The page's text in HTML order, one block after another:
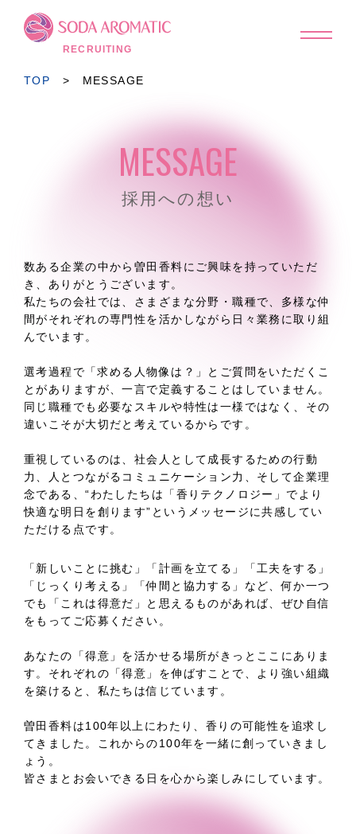
RECRUITING
TOP
PEOPLE
福利厚生
RECRUIT
新卒採用
国内グループ会社採用
コーポレートサイトへ ▶︎
TOP > MESSAGE
MESSAGE
採用への想い
数ある企業の中から曽田香料にご興味を持っていただ
き、ありがとうございます。
私たちの会社では、さまざまな分野・職種で、多様な仲
間がそれぞれの専門性を活かしながら日々業務に取り組
んでいます。
選考過程で「求める人物像は？」とご質問をいただくこ
とがありますが、一言で定義することはしていません。
同じ職種でも必要なスキルや特性は一様ではなく、その
違いこそが大切だと考えているからです。
重視しているのは、社会人として成長するための行動
力、人とつながるコミュニケーション力、そして企業理
念である、“わたしたちは「香りテクノロジー」でより
快適な明日を創ります”というメッセージに共感してい
ただける点です。
「新しいことに挑む」「計画を立てる」「工夫をする」
「じっくり考える」「仲間と協力する」など、何か一つ
でも「これは得意だ」と思えるものがあれば、ぜひ自信
をもってご応募ください。
あなたの「得意」を活かせる場所がきっとここにありま
す。それぞれの「得意」を伸ばすことで、より強い組織
を築けると、私たちは信じています。
曽田香料は100年以上にわたり、香りの可能性を追求し
てきました。これからの100年を一緒に創っていきまし
ょう。
皆さまとお会いできる日を心から楽しみにしています。